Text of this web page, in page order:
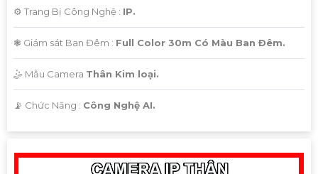
⚙ Trang Bị Công Nghệ : IP.
❃ Giám sát Ban Đêm : Full Color 30m Có Màu Ban Ðêm.
🤹 Mẫu Camera Thân Kim loại.
️📡 Chức Năng : Công Nghệ AI.